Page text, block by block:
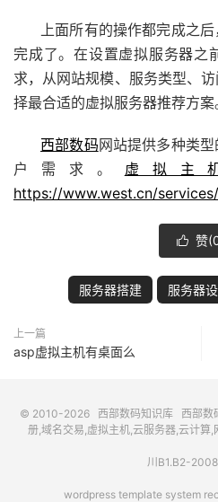
上面所有的操作都完成之
完成了。在设置虚拟服务器之
求，从网站规模、服务类型、
择最合适的虚拟服务器推荐方案
西部数码网站提供多种类
户需求。 虚拟主
https://www.west.cn/
 赞(
服务器搭建 服务器
上一篇
asp虚拟主机有桌面么
© 2010-2026 西部数码知识库 西部数
册,域名交易,虚拟主机,云服务器,云计算,
川B1.B2-
wordpress template system